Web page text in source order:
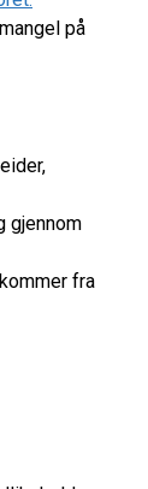
på
gjennom
fra